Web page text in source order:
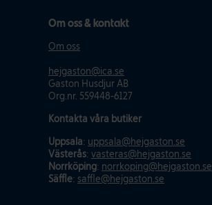
Om oss & kontakt
Om oss
hejgaston@ica.se
Gaston Husdjur AB
Org.nr. 559448-6127
Kontakta våra butiker
Uppsala: uppsala@hejgaston.se
Västerås: vasteras@hejgaston.se
Norrköping: norrkoping@hejgaston.se
Säffle: saffle@hejgaston.se